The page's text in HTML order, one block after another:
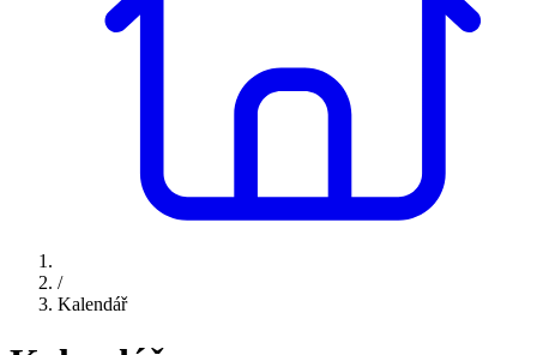
/
Kalendář